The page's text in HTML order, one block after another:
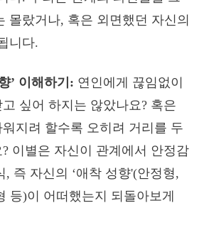
몰랐거나, 혹은 외면했던 자신의
니다.
’ 이해하기: 연인에게 끊임없이
싶어 하지는 않았나요? 혹은
지려 할수록 오히려 거리를 두
이별은 자신이 관계에서 안정감
, 즉 자신의 ‘애착 성향'(안정형,
등)이 어떠했는지 되돌아보게